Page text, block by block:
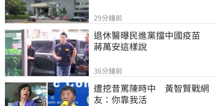
29分鐘前
退休醫曝民進黨擋中國疫苗
蔣萬安這樣說
36分鐘前
遭挖昔罵陳時中　黃智賢戰網
友：你靠我活